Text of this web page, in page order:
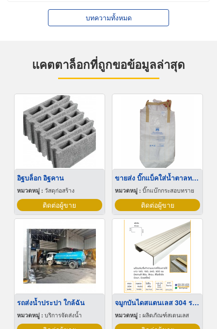
บทความทั้งหมด
แคตตาล็อกที่ถูกขอข้อมูลล่าสุด
อิฐบล็อก อิฐคาน
หมวดหมู่ : วัสดุก่อสร้าง
ติดต่อผู้ขาย
ขายส่ง บิ๊กแบ็คใส่น้ำตาลทราย สมุทรปราการ
หมวดหมู่ : บิ๊กแบ๊กกระสอบทราย
ติดต่อผู้ขาย
รถส่งน้ำประปา ใกล้ฉัน
หมวดหมู่ : บริการจัดส่งน้ำ
จมูกบันไดสแตนเลส 304 ราคาโรงงาน
หมวดหมู่ : ผลิตภัณฑ์สเตนเลส